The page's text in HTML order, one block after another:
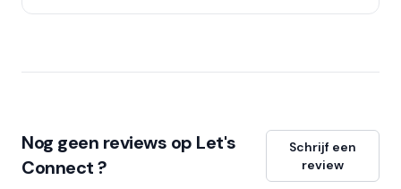
Nog geen reviews op Let's
Connect ?
Schrijf een
review